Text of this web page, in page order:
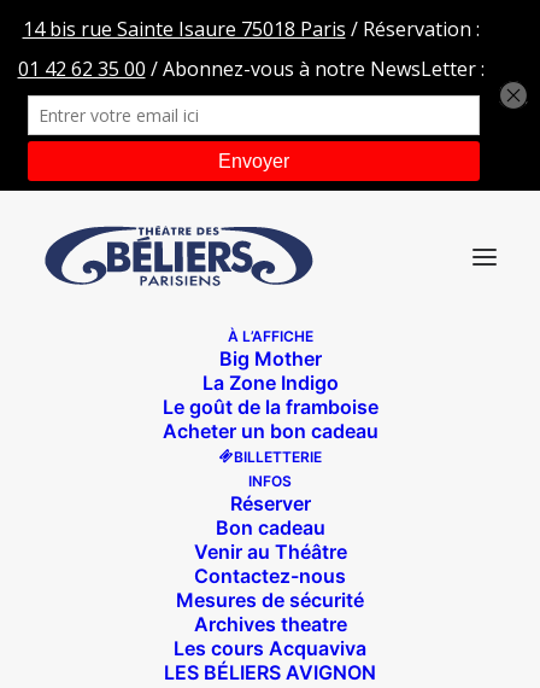
À L’AFFICHE
Big Mother
La Zone Indigo
Le goût de la framboise
Acheter un bon cadeau
BILLETTERIE
INFOS
Réserver
Bon cadeau
Venir au Théâtre
Contactez-nous
Mesures de sécurité
Archives theatre
Les cours Acquaviva
LES BÉLIERS AVIGNON
plouf
Théâtre des Béliers Avignon